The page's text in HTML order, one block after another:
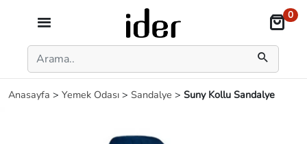
0
Anasayfa > Yemek Odası > Sandalye > Suny Kollu Sandalye